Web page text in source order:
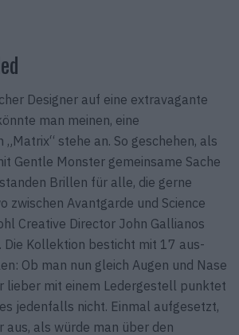
Designer auf eine extra­vagante
man meinen, eine
stehe an. So geschehen, als
Gentle Monster gemeinsame Sache
Brillen für alle, die gerne
zwischen Avantgarde und Science
Creative Director John Gallianos
Die Kollektion besticht mit 17 aus­
Ob man nun gleich Augen und Nase
lieber mit einem Ledergestell punktet
jeden­falls nicht. Einmal aufgesetzt,
aus, als würde man über den